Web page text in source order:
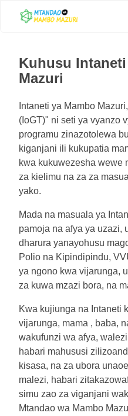
Kuhusu
Mazuri
Intaneti ya Mambo
(IoGT)" ni seti ya vyanzo
programu zinazotolewa
kiganjani ili kukupatia
kwa kukuwezesha wewe
za kielimu na za za
yako.
Mada na masuala ya
pamoja na afya ya uzazi,
dharura yanayohusu
Polio na Kipindipindu,
ya ngono kwa vijarunga,
za kuwa mzazi bora, na
Kwa kujiunga na Intaneti
vijarunga, mama , baba,
wakufunzi wa afya,
habari mahususi
kisasa, na za ubora
malezi, habari
simu zao za viganjani
Mtandao wa Mambo